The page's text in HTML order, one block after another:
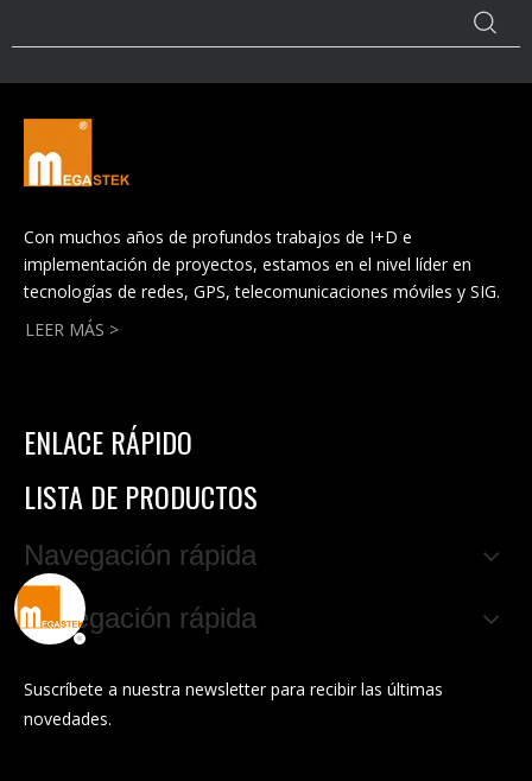
Con muchos años de profundos trabajos de I+D e
implementación de proyectos, estamos en el nivel líder en
tecnologías de redes, GPS, telecomunicaciones móviles y SIG.
LEER MÁS >
ENLACE RÁPIDO
LISTA DE PRODUCTOS
Navegación rápida
Navegación rápida
Suscríbete a nuestra newsletter para recibir las últimas
novedades.